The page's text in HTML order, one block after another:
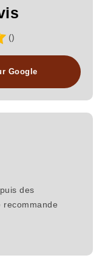
()
Google
des
recommande